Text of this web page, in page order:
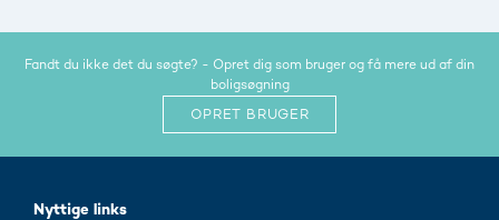
Fandt du ikke det du søgte? - Opret dig som bruger og få mere ud af din
boligsøgning
OPRET BRUGER
Nyttige links